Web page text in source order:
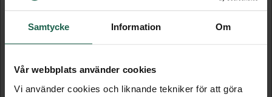
Samtycke Information Om
Vår webbplats använder cookies
Vi använder cookies och liknande tekniker för att göra
GARDEROBSINREDNING - 1220 MM